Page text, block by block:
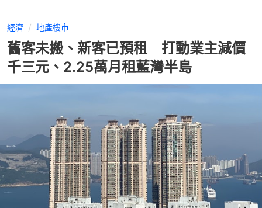
經濟 地產樓市
舊客未搬、新客已預租 打動業主減價
千三元、2.25萬月租藍灣半島